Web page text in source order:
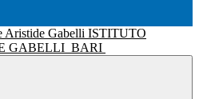
ISTITUTO
GABELLI BARI